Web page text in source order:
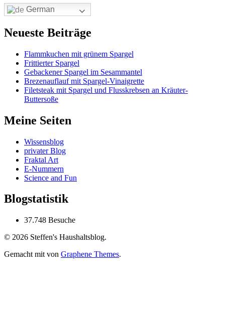
German
Neueste Beiträge
Flammkuchen mit grünem Spargel
Frittierter Spargel
Gebackener Spargel im Sesammantel
Brezenauflauf mit Spargel-Vinaigrette
Filetsteak mit Spargel und Flusskrebsen an Kräuter-
Buttersoße
Meine Seiten
Wissensblog
privater Blog
Fraktal Art
E-Nummern
Science and Fun
Blogstatistik
37.748 Besuche
© 2026 Steffen's Haushaltsblog.
Gemacht mit von Graphene Themes.